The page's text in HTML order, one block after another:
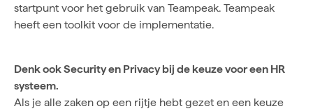
startpunt voor het gebruik van Teampeak. Teampeak
heeft een toolkit voor de implementatie.
Denk ook Security en Privacy bij de keuze voor een HR
systeem.
Als je alle zaken op een rijtje hebt gezet en een keuze